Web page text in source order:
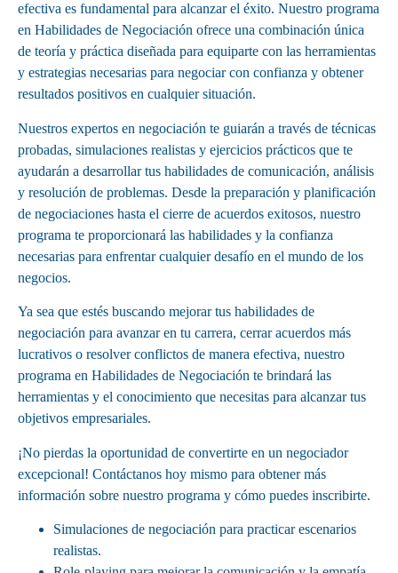
efectiva es fundamental para alcanzar el éxito. Nuestro programa
en Habilidades de Negociación ofrece una combinación única
de teoría y práctica diseñada para equiparte con las herramientas
y estrategias necesarias para negociar con confianza y obtener
resultados positivos en cualquier situación.
Nuestros expertos en negociación te guiarán a través de técnicas
probadas, simulaciones realistas y ejercicios prácticos que te
ayudarán a desarrollar tus habilidades de comunicación, análisis
y resolución de problemas. Desde la preparación y planificación
de negociaciones hasta el cierre de acuerdos exitosos, nuestro
programa te proporcionará las habilidades y la confianza
necesarias para enfrentar cualquier desafío en el mundo de los
negocios.
Ya sea que estés buscando mejorar tus habilidades de
negociación para avanzar en tu carrera, cerrar acuerdos más
lucrativos o resolver conflictos de manera efectiva, nuestro
programa en Habilidades de Negociación te brindará las
herramientas y el conocimiento que necesitas para alcanzar tus
objetivos empresariales.
¡No pierdas la oportunidad de convertirte en un negociador
excepcional! Contáctanos hoy mismo para obtener más
información sobre nuestro programa y cómo puedes inscribirte.
Simulaciones de negociación para practicar escenarios
realistas.